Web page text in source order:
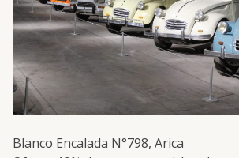
Blanco Encalada N°798, Arica